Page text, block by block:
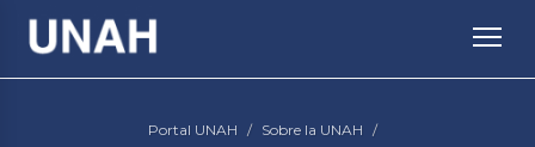
Portal UNAH Sobre la UNAH